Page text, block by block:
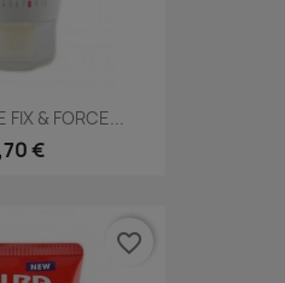
FIX & FORCE...
€
favorite_border